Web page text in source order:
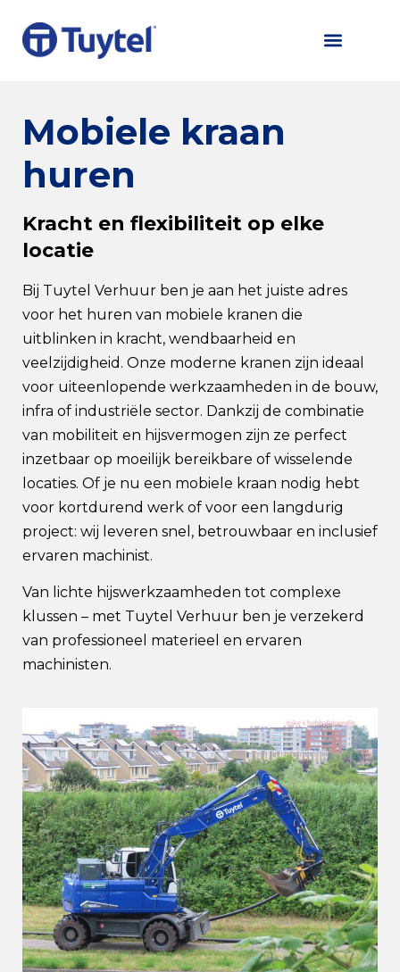
Mobiele kraan
huren
Kracht en flexibiliteit op elke
locatie
Bij Tuytel Verhuur ben je aan het juiste adres
voor het huren van mobiele kranen die
uitblinken in kracht, wendbaarheid en
veelzijdigheid. Onze moderne kranen zijn ideaal
voor uiteenlopende werkzaamheden in de bouw,
infra of industriële sector. Dankzij de combinatie
van mobiliteit en hijsvermogen zijn ze perfect
inzetbaar op moeilijk bereikbare of wisselende
locaties. Of je nu een mobiele kraan nodig hebt
voor kortdurend werk of voor een langdurig
project: wij leveren snel, betrouwbaar en inclusief
ervaren machinist.
Van lichte hijswerkzaamheden tot complexe
klussen – met Tuytel Verhuur ben je verzekerd
van professioneel materieel en ervaren
machinisten.